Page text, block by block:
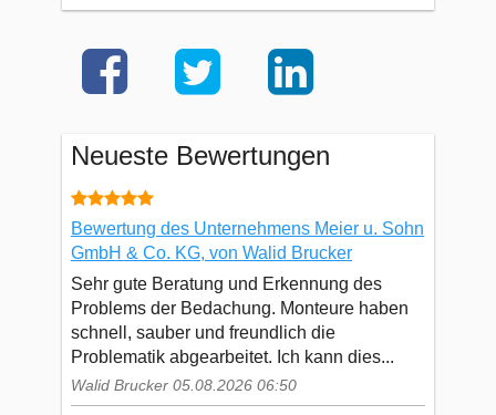
Neueste Bewertungen
Bewertung des Unternehmens Meier u. Sohn
GmbH & Co. KG, von Walid Brucker
Sehr gute Beratung und Erkennung des
Problems der Bedachung. Monteure haben
schnell, sauber und freundlich die
Problematik abgearbeitet. Ich kann dies...
Walid Brucker 05.08.2026 06:50